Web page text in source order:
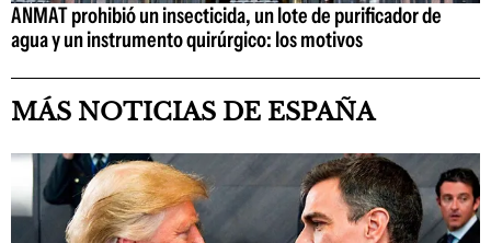
ANMAT prohibió un insecticida, un lote de purificador de
agua y un instrumento quirúrgico: los motivos
MÁS NOTICIAS DE ESPAÑA